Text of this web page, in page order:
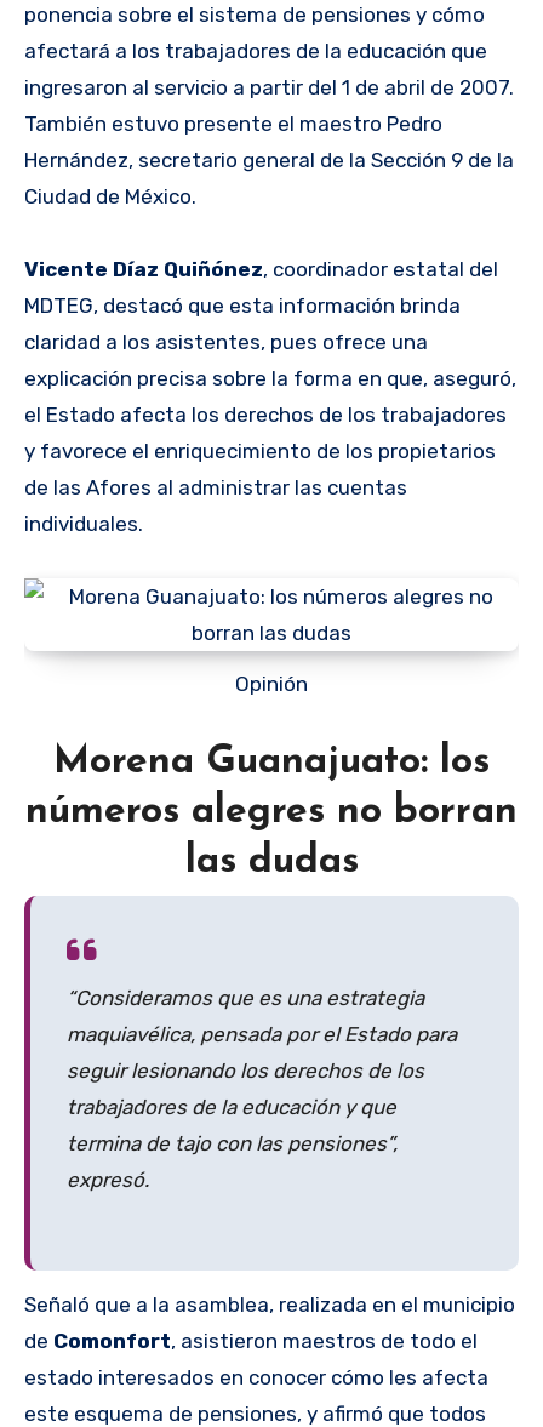
ponencia sobre el sistema de pensiones y cómo
afectará a los trabajadores de la educación que
ingresaron al servicio a partir del 1 de abril de 2007.
También estuvo presente el maestro Pedro
Hernández, secretario general de la Sección 9 de la
Ciudad de México.
Vicente Díaz Quiñónez, coordinador estatal del
MDTEG, destacó que esta información brinda
claridad a los asistentes, pues ofrece una
explicación precisa sobre la forma en que, aseguró,
el Estado afecta los derechos de los trabajadores
y favorece el enriquecimiento de los propietarios
de las Afores al administrar las cuentas
individuales.
Opinión
Morena Guanajuato: los
números alegres no borran
las dudas
“Consideramos que es una estrategia
maquiavélica, pensada por el Estado para
seguir lesionando los derechos de los
trabajadores de la educación y que
termina de tajo con las pensiones”,
expresó.
Señaló que a la asamblea, realizada en el municipio
de Comonfort, asistieron maestros de todo el
estado interesados en conocer cómo les afecta
este esquema de pensiones, y afirmó que todos